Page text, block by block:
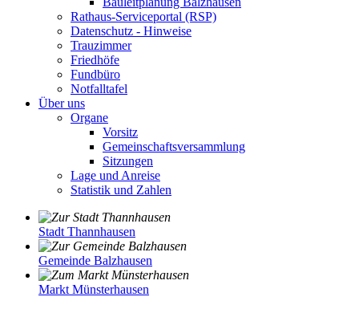
Rathaus-Serviceportal (RSP)
Datenschutz - Hinweise
Trauzimmer
Friedhöfe
Fundbüro
Notfalltafel
Über uns
Organe
Vorsitz
Gemeinschaftsversammlung
Sitzungen
Lage und Anreise
Statistik und Zahlen
Stadt Thannhausen
Gemeinde Balzhausen
Markt Münsterhausen